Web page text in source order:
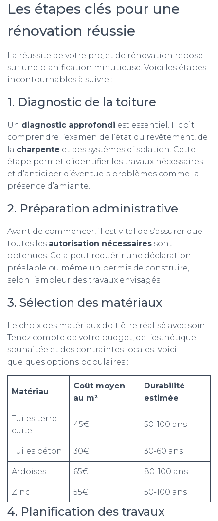
Les étapes clés pour une
rénovation réussie
La réussite de votre projet de rénovation repose
sur une planification minutieuse. Voici les étapes
incontournables à suivre :
1. Diagnostic de la toiture
Un diagnostic approfondi est essentiel. Il doit
comprendre l’examen de l’état du revêtement, de
la charpente et des systèmes d’isolation. Cette
étape permet d’identifier les travaux nécessaires
et d’anticiper d’éventuels problèmes comme la
présence d’amiante.
2. Préparation administrative
Avant de commencer, il est vital de s’assurer que
toutes les autorisation nécessaires sont
obtenues. Cela peut requérir une déclaration
préalable ou même un permis de construire,
selon l’ampleur des travaux envisagés.
3. Sélection des matériaux
Le choix des matériaux doit être réalisé avec soin.
Tenez compte de votre budget, de l’esthétique
souhaitée et des contraintes locales. Voici
quelques options populaires :
Matériau
Coût moyen
au m²
Durabilité
estimée
Tuiles terre
cuite
45€ 50-100 ans
Tuiles béton 30€ 30-60 ans
Ardoises 65€ 80-100 ans
Zinc 55€ 50-100 ans
4. Planification des travaux